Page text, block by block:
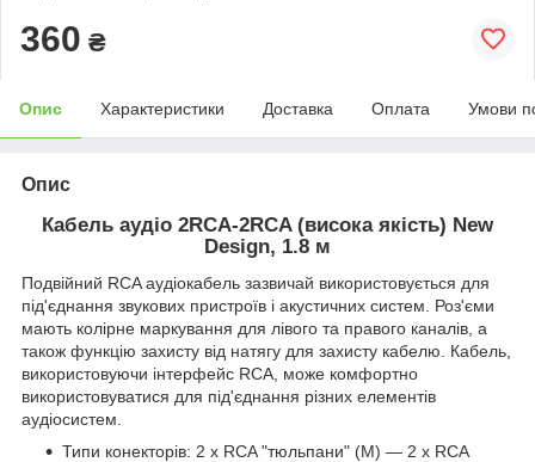
360 ₴
Опис Характеристики Доставка Оплата Умови
Опис
Кабель аудіо 2RCA-2RCA (висока якість) New
Design, 1.8 м
Подвійний RCA аудіокабель зазвичай використовується для
під'єднання звукових пристроїв і акустичних систем. Роз'єми
мають колірне маркування для лівого та правого каналів, а
також функцію захисту від натягу для захисту кабелю. Кабель,
використовуючи інтерфейс RCA, може комфортно
використовуватися для під'єднання різних елементів
аудіосистем
Типи конекторів: 2 х RCA "тюльпани" (М) — 2 х RCA